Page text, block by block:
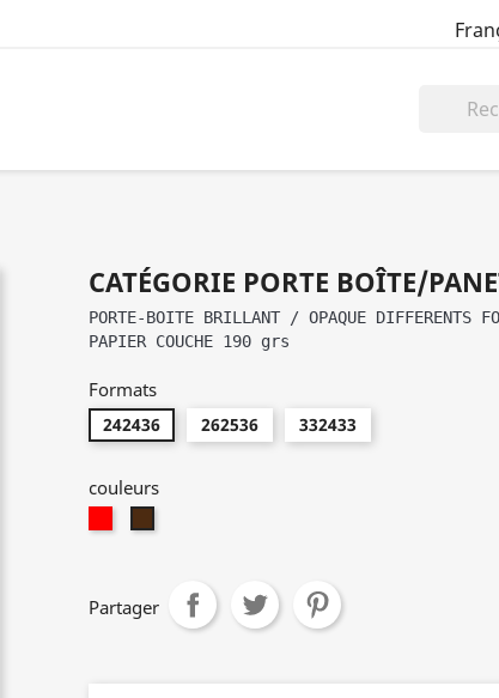
CATÉGORIE PORTE BOÎTE/
PORTE-BOITE BRILLANT / OPAQUE DIFFERENTS
PAPIER COUCHE 190 grs
Formats
242436 262536 332433
couleurs
Partager